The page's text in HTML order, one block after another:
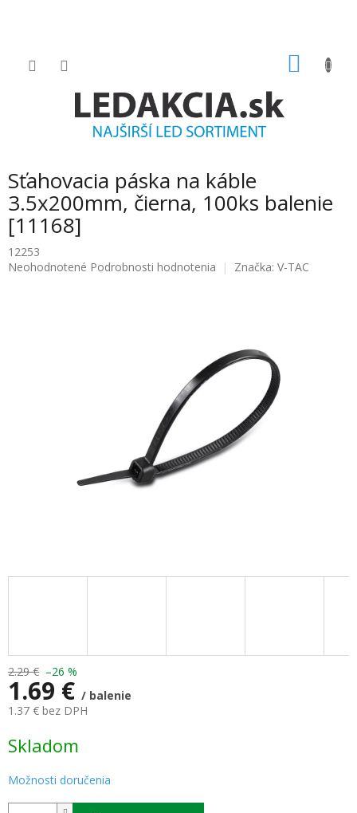
Sťahovacia páska na káble
3.5x200mm, čierna, 100ks balenie
[11168]
12253
Priemerné
Neohodnotené Podrobnosti hodnotenia Značka: V-TAC
2.29 € –26 %
1.69 € / balenie
1.37 € bez DPH
cena:
Skladom
Možnosti doručenia